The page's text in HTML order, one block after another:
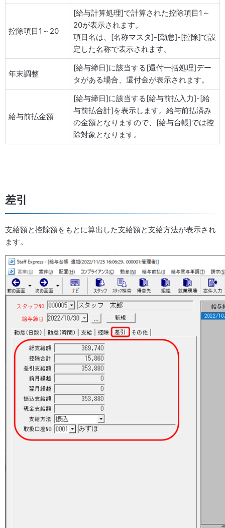
控除項目1～20
[給与計算処理]で計算された控除項目1～
20が表示されます。
項目名は、[名称マスタ]-[勤怠]-[控除]で設
定した名称で表示されます。
年末調整
[給与締日]に該当する[還付一括処理]デー
タがある場合、還付金が表示されます。
給与前払金額
[給与締日]に該当する[給与前払入力]-[給
与前払合計]を表示します。給与前払済み
の金額となりますので、[給与台帳]では控
除対象となります。
差引
支給額と控除額をもとに算出した支給額と支給方法が表示され
ます。